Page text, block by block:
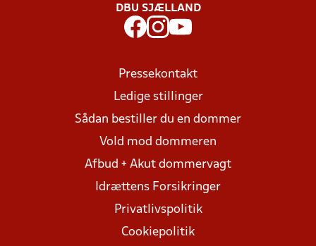
DBU SJÆLLAND
Pressekontakt
Ledige stillinger
Sådan bestiller du en dommer
Vold mod dommeren
Afbud + Akut dommervagt
Idrættens Forsikringer
Privatlivspolitik
Cookiepolitik